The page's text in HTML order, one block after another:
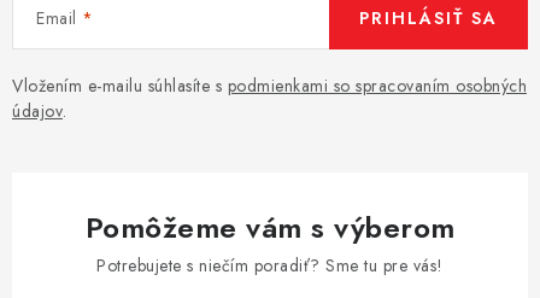
Email
Vložením e-mailu súhlasíte s podmienkami so spracovaním osobných
údajov.
PRIHLÁSIŤ SA
Pomôžeme vám s výberom
Potrebujete s niečím poradiť? Sme tu pre vás!